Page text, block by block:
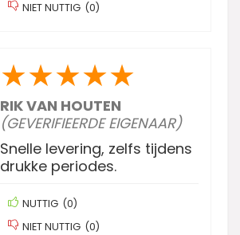
NIET NUTTIG (0)
★★★★★
RIK VAN HOUTEN
(GEVERIFIEERDE EIGENAAR)
Snelle levering, zelfs tijdens
drukke periodes.
NUTTIG (0)
NIET NUTTIG (0)